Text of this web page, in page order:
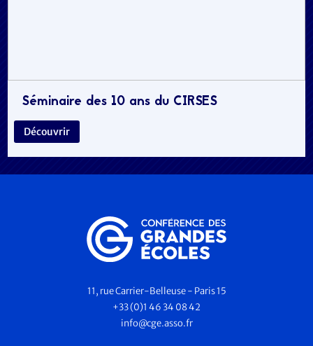
Séminaire des 10 ans du CIRSES
Découvrir
11, rue Carrier-Belleuse - Paris 15
+33 (0)1 46 34 08 42
info@cge.asso.fr